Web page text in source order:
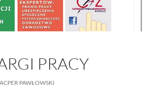
PRACY
PAWŁOWSKI